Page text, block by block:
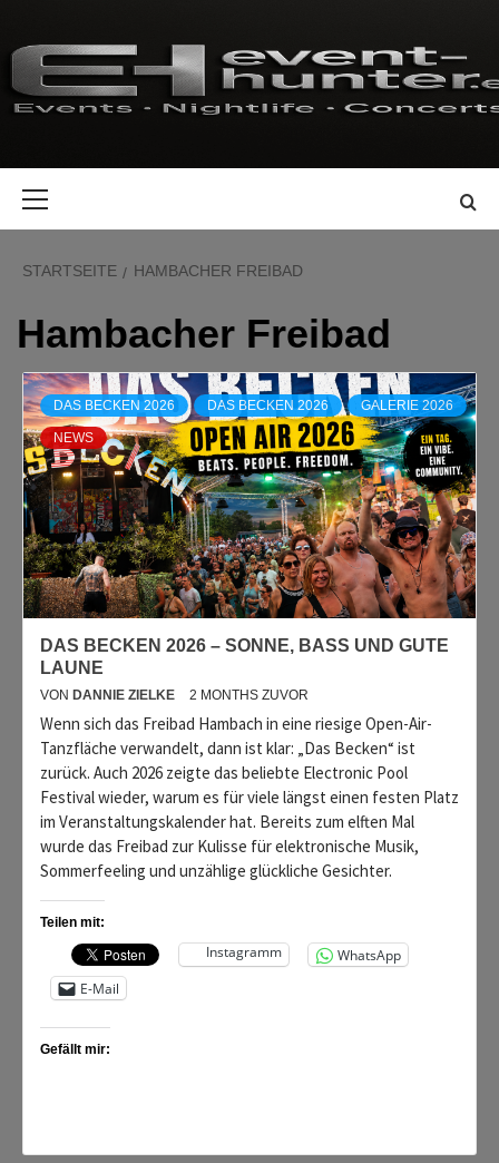
Inhalt
springen
STARTSEITE HAMBACHER FREIBAD
Hambacher Freibad
DAS BECKEN 2026 DAS BECKEN 2026 GALERIE 2026
NEWS
DAS BECKEN 2026 – SONNE, BASS UND GUTE
LAUNE
VON DANNIE ZIELKE 2 MONTHS ZUVOR
Wenn sich das Freibad Hambach in eine riesige Open-Air-
Tanzfläche verwandelt, dann ist klar: „Das Becken“ ist
zurück. Auch 2026 zeigte das beliebte Electronic Pool
Festival wieder, warum es für viele längst einen festen Platz
im Veranstaltungskalender hat. Bereits zum elften Mal
wurde das Freibad zur Kulisse für elektronische Musik,
Sommerfeeling und unzählige glückliche Gesichter.
Teilen mit:
Instagramm
WhatsApp
E-Mail
Gefällt mir: